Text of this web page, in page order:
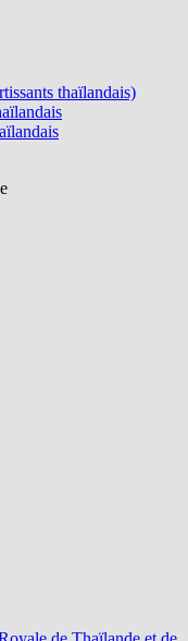
thaïlandais)